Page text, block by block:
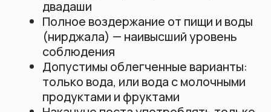
овощные рагу, молочные напитки,
отварной картофель
Кому не рекомендуется
соблюдать пост
Людям, выполняющим тяжелый
физический труд или интенсивные
тренировки
Лицам в период восстановления